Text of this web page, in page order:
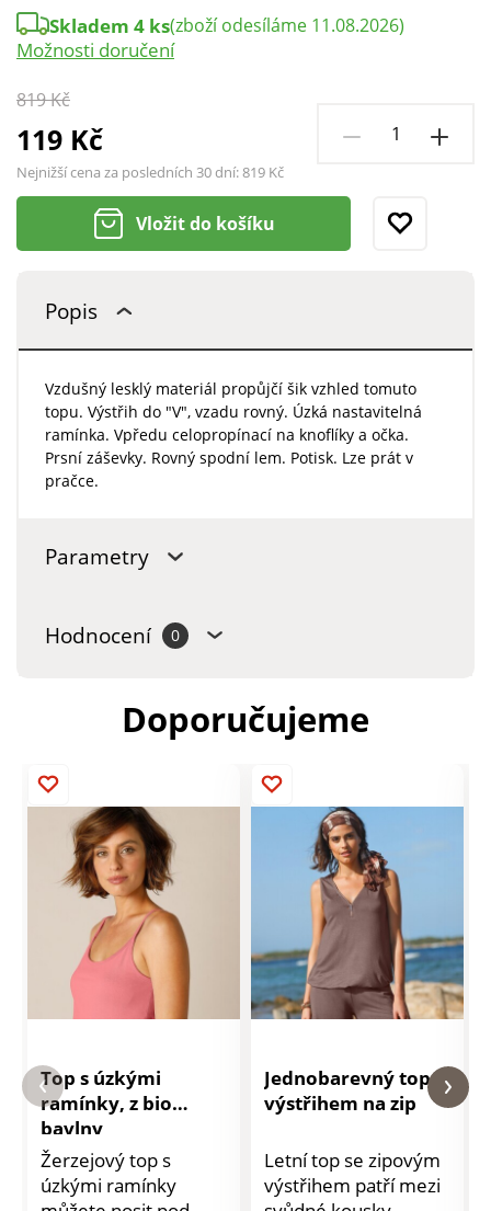
819 Kč
119 Kč
Nejnižší cena za posledních 30 dní:819 Kč
Skladem 4 ks(zboží odesíláme 11.08.2026)
Možnosti doručení
Vložit do košíku
Popis
Vzdušný lesklý materiál propůjčí šik vzhled tomuto
topu. Výstřih do "V", vzadu rovný. Úzká nastavitelná
ramínka. Vpředu celopropínací na knoflíky a očka.
Prsní záševky. Rovný spodní lem. Potisk. Lze prát v
pračce.
Parametry
Hodnocení 0
Doporučujeme
Top s úzkými
ramínky, z bio
bavlny
Žerzejový top s
úzkými ramínky
Jednobarevný top s
výstřihem na zip
Letní top se zipovým
výstřihem patří mezi